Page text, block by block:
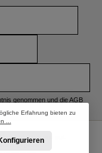
genommen und dieAGB
Versandkosten
angegeben.
Erfahrung bieten zu
...